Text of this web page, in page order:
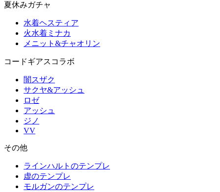
夏休みガチャ
水着ヘスティア
火水着ミナカ
メニット&チャオリン
コードギアスコラボ
闇スザク
サクヤ&アッシュ
ロゼ
アッシュ
ジノ
VV
その他
ラインハルトのテンプレ
虚のテンプレ
モルガンのテンプレ